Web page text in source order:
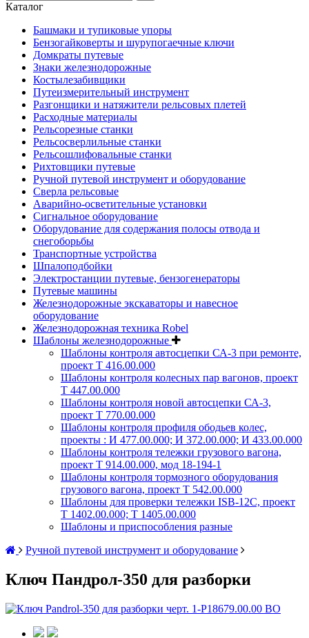
Каталог
Башмаки и тупиковые упоры
Бензогайковерты и шурупогаечные ключи
Домкраты путевые
Знаки железнодорожные
Костылезабивщики
Путеизмерительный инструмент
Разгонщики и натяжители рельсовых плетей
Расходные материалы
Рельсорезные станки
Рельсосверлильные станки
Рельсошлифовальные станки
Рихтовщики путевые
Ручной путевой инструмент и оборудование
Сверла рельсовые
Аварийно-осветительные установки
Сигнальное оборудование
Оборудование для содержания полосы отвода и
снегоборьбы
Транспортные устройства
Шпалоподбойки
Электростанции путевые, бензогенераторы
Путевые машины
Железнодорожные экскаваторы и навесное
оборудование
Железнодорожная техника Robel
Шаблоны железнодорожные
Шаблоны контроля автосцепки СА-3 при ремонте,
проект Т 416.00.000
Шаблоны контроля колесных пар вагонов, проект
Т 447.00.000
Шаблоны контроля новой автосцепки СА-3,
проект Т 770.00.000
Шаблоны контроля профиля ободьев колес,
проекты : И 477.00.000; И 372.00.000; И 433.00.000
Шаблоны контроля тележки грузового вагона,
проект Т 914.00.000, мод 18-194-1
Шаблоны контроля тормозного оборудования
грузового вагона, проект Т 542.00.000
Шаблоны для проверки тележки ISB-12C, проект
Т 1402.00.000; Т 1405.00.000
Шаблоны и приспособления разные
Ручной путевой инструмент и оборудование
Ключ Пандрол-350 для разборки